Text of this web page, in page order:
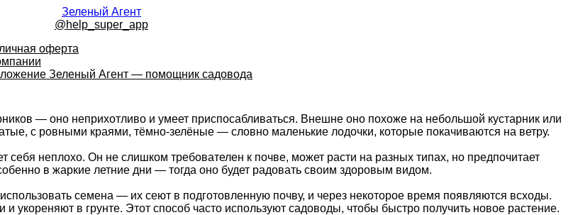
Зеленый Агент
@help_super_app
оферта
Зеленый Агент — помощник садовода
— оно неприхотливо и умеет приспосабливаться. Внешне оно похоже на небольшой кустарник или
с ровными краями, тёмно-зелёные — словно маленькие лодочки, которые покачиваются на ветру.
неплохо. Он не слишком требователен к почве, может расти на разных типах, но предпочитает
в жаркие летние дни — тогда оно будет радовать своим здоровым видом.
семена — их сеют в подготовленную почву, и через некоторое время появляются всходы.
укореняют в грунте. Этот способ часто используют садоводы, чтобы быстро получить новое растение.